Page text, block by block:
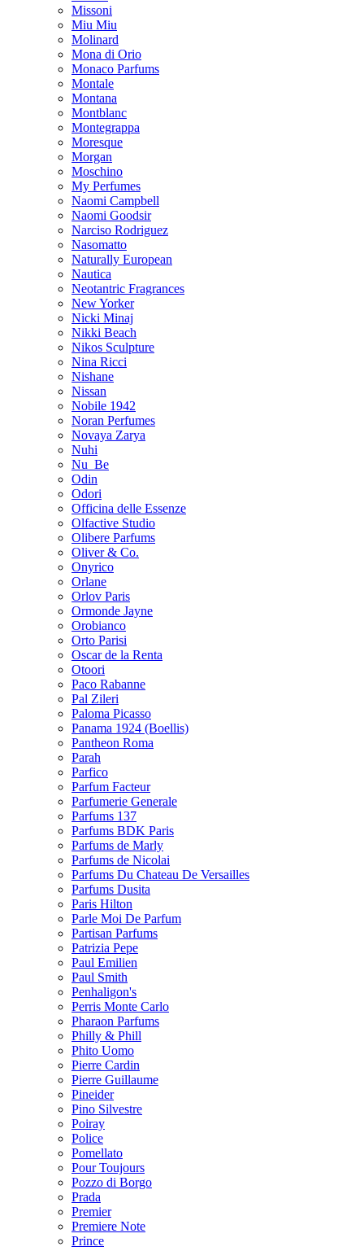
Missoni
Miu Miu
Molinard
Mona di Orio
Monaco Parfums
Montale
Montana
Montblanc
Montegrappa
Moresque
Morgan
Moschino
My Perfumes
Naomi Campbell
Naomi Goodsir
Narciso Rodriguez
Nasomatto
Naturally European
Nautica
Neotantric Fragrances
New Yorker
Nicki Minaj
Nikki Beach
Nikos Sculpture
Nina Ricci
Nishane
Nissan
Nobile 1942
Noran Perfumes
Novaya Zarya
Nuhi
Nu_Be
Odin
Odori
Officina delle Essenze
Olfactive Studio
Olibere Parfums
Oliver & Co.
Onyrico
Orlane
Orlov Paris
Ormonde Jayne
Orobianco
Orto Parisi
Oscar de la Renta
Otoori
Paco Rabanne
Pal Zileri
Paloma Picasso
Panama 1924 (Boellis)
Pantheon Roma
Parah
Parfico
Parfum Facteur
Parfumerie Generale
Parfums 137
Parfums BDK Paris
Parfums de Marly
Parfums de Nicolai
Parfums Du Chateau De Versailles
Parfums Dusita
Paris Hilton
Parle Moi De Parfum
Partisan Parfums
Patrizia Pepe
Paul Emilien
Paul Smith
Penhaligon's
Perris Monte Carlo
Pharaon Parfums
Philly & Phill
Phito Uomo
Pierre Cardin
Pierre Guillaume
Pineider
Pino Silvestre
Poiray
Police
Pomellato
Pour Toujours
Pozzo di Borgo
Prada
Premier
Premiere Note
Prince